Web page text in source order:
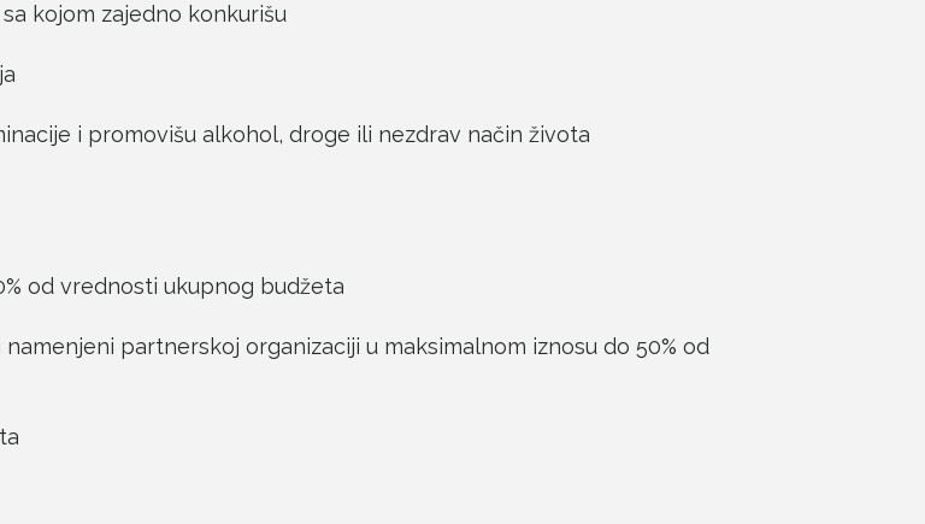
kojom zajedno konkurišu
i promovišu alkohol, droge ili nezdrav način života
od vrednosti ukupnog budžeta
partnerskoj organizaciji u maksimalnom iznosu do 50% od